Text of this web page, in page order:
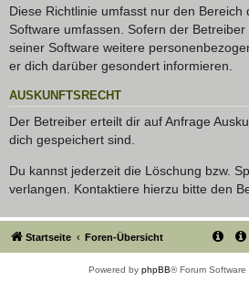
Diese Richtlinie umfasst nur den Bereich
Software umfassen. Sofern der
seiner Software weitere
er dich darüber gesondert informieren.
AUSKUNFTSRECHT
Der Betreiber erteilt dir auf Anfrage
dich gespeichert sind.
Du kannst jederzeit die Löschung bzw.
verlangen. Kontaktiere hierzu bitte den
Startseite Foren-Übersicht
Powered by phpBB® Forum